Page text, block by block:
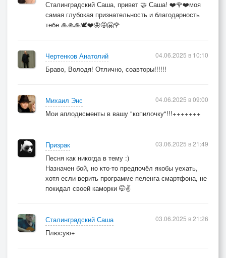
Сталинградский Саша, привет 🤝 Саша! ❤️🌹❤️моя
самая глубокая признательность и благодарность
тебе 🙏🙏🙏🕊️❤️🦋🤩🤗🌹
Чертенков Анатолий
Браво, Володя! Отлично, соавторы!!!!!!
04.06.2025 в 10:10
Михаил Энс
Мои аплодисменты в вашу "копилочку"!!!+++++++
04.06.2025 в 09:00
Призрак
Песня как никогда в тему :)
Назначен бой, но кто-то предпочёл якобы уехать,
хотя если верить программе пеленга смартфона, не
покидал своей каморки 🤭✌️
03.06.2025 в 21:49
Сталинградский Саша
Плюсую+
03.06.2025 в 21:26